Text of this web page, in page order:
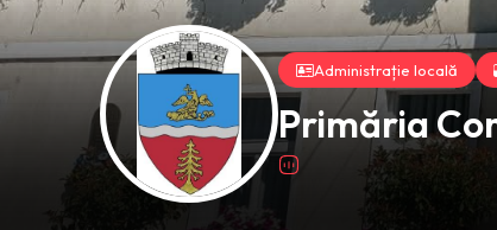
Administrație locală
Primăria